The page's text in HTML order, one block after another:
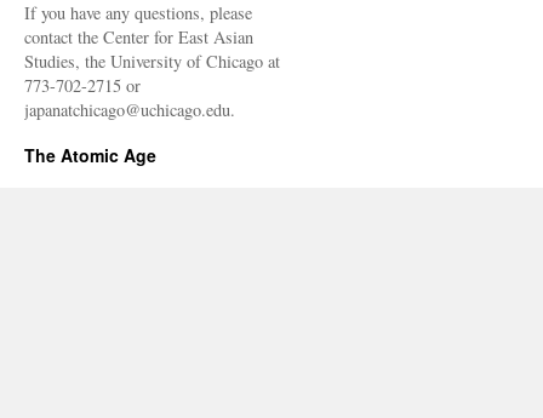
If you have any questions, please
contact the Center for East Asian
Studies, the University of Chicago at
773-702-2715 or
japanatchicago@uchicago.edu.
The Atomic Age